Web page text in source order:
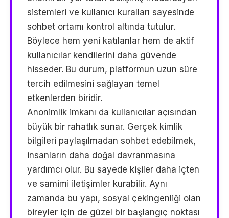
sistemleri ve kullanıcı kuralları sayesinde
sohbet ortamı kontrol altında tutulur.
Böylece hem yeni katılanlar hem de aktif
kullanıcılar kendilerini daha güvende
hisseder. Bu durum, platformun uzun süre
tercih edilmesini sağlayan temel
etkenlerden biridir.
Anonimlik imkanı da kullanıcılar açısından
büyük bir rahatlık sunar. Gerçek kimlik
bilgileri paylaşılmadan sohbet edebilmek,
insanların daha doğal davranmasına
yardımcı olur. Bu sayede kişiler daha içten
ve samimi iletişimler kurabilir. Aynı
zamanda bu yapı, sosyal çekingenliği olan
bireyler için de güzel bir başlangıç noktası